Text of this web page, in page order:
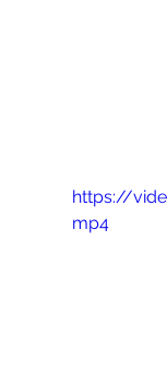
https://
mp4